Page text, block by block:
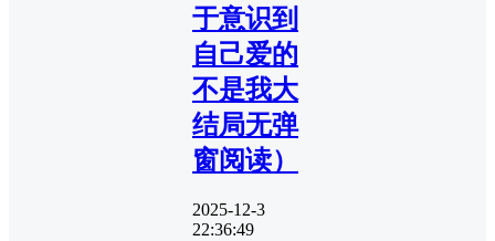
于意识到
自己爱的
不是我大
结局无弹
窗阅读）
2025-12-3
22:36:49